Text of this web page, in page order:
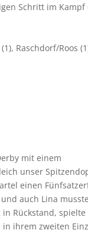
Schritt im Kampf
Raschdorf/Roos
mit einem
unser
einen
auch Lina musste
Rückstand, spielte
ihrem zweiten